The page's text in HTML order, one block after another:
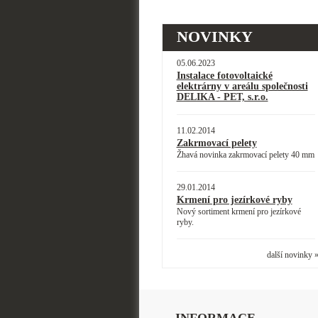
NOVINKY
05.06.2023
Instalace fotovoltaické
elektrárny v areálu společnosti
DELIKA - PET, s.r.o.
11.02.2014
Zakrmovací pelety
Žhavá novinka zakrmovací pelety 40 mm
29.01.2014
Krmení pro jezírkové ryby
Nový sortiment krmení pro jezírkové
ryby.
další novinky »